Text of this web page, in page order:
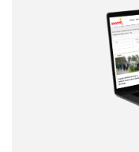
Correo
Tipo de